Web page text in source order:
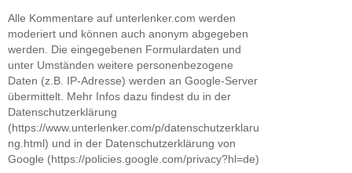
Alle Kommentare auf unterlenker.com werden
moderiert und können auch anonym abgegeben
werden. Die eingegebenen Formulardaten und
unter Umständen weitere personenbezogene
Daten (z.B. IP-Adresse) werden an Google-Server
übermittelt. Mehr Infos dazu findest du in der
Datenschutzerklärung
(https://www.unterlenker.com/p/datenschutzerklaru
ng.html) und in der Datenschutzerklärung von
Google (https://policies.google.com/privacy?hl=de)